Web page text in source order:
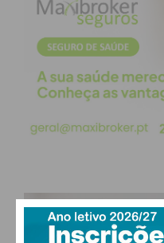
Uma das maiores
quando as empresas
logística, é a melhoria
entrega. Com
rotas, as empresas
eficientes.
maior rigor. Para
um consumidor final
PAÇOS